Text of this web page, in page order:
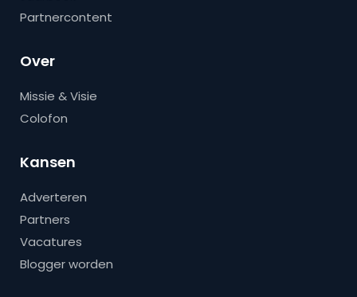
Partnercontent
Over
Missie & Visie
Colofon
Kansen
Adverteren
Partners
Vacatures
Blogger worden